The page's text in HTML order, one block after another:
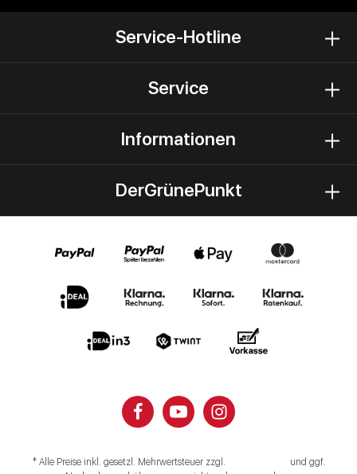
DerGrünePunkt
Service-Hotline
Service
Informationen
* Alle Preise inkl. gesetzl. Mehrwertsteuer zzgl.
und ggf.